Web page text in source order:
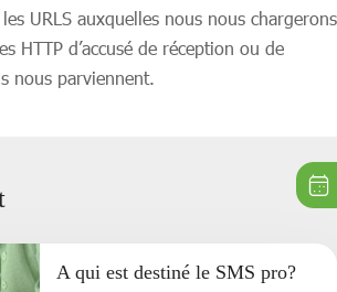
URLS auxquelles nous nous chargerons
HTTP d’accusé de réception ou de
nous parviennent.
A qui est destiné le SMS pro?